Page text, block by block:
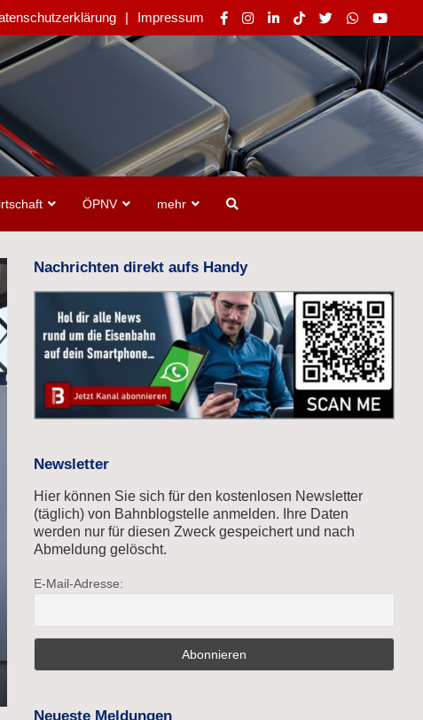
Impressum
ÖPNV mehr
Nachrichten direkt aufs Handy
Newsletter
Hier können Sie sich für den kostenlosen Newsletter
(täglich) von Bahnblogstelle anmelden. Ihre Daten
werden nur für diesen Zweck gespeichert und nach
Abmeldung gelöscht.
E-Mail-Adresse:
Neueste Meldungen